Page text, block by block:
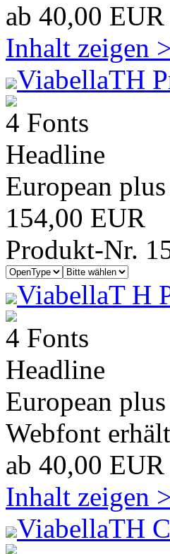
ab 40,00 EUR
Inhalt zeigen
ViabellaTH
4 Fonts
Headline
European
154,00 EUR
Produkt-Nr.
ViabellaT H
4 Fonts
Headline
European plus
Webfont
ab 40,00 EUR
Inhalt zeigen
ViabellaTH